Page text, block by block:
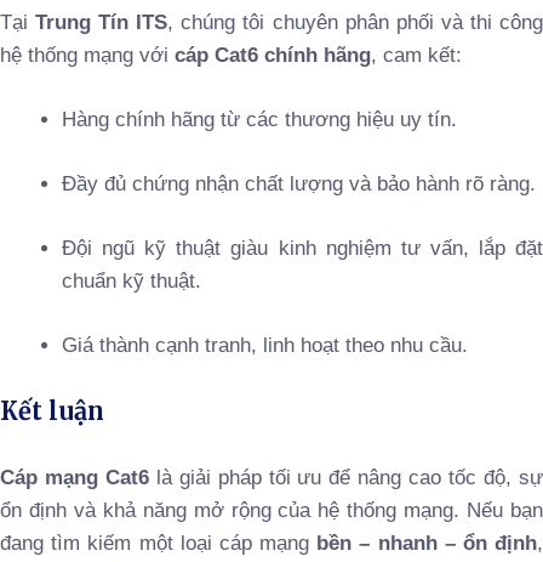
TạiTrung Tín ITS, chúng tôi chuyên phân phối và thi công
hệ thống mạng với cáp Cat6 chính hãng, cam kết:
Hàng chính hãng từ các thương hiệu uy tín.
Đầy đủ chứng nhận chất lượng và bảo hành rõ ràng.
Đội ngũ kỹ thuật giàu kinh nghiệm tư vấn, lắp đặt
chuẩn kỹ thuật.
Giá thành cạnh tranh, linh hoạt theo nhu cầu.
Kết luận
Cáp mạng Cat6là giải pháp tối ưu để nâng cao tốc độ, sự
ổn định và khả năng mở rộng của hệ thống mạng. Nếu bạn
đang tìm kiếm một loại cáp mạng bền – nhanh – ổn định,